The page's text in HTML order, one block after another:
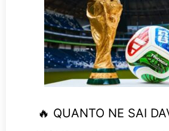
🔥 QUANTO NE SAI